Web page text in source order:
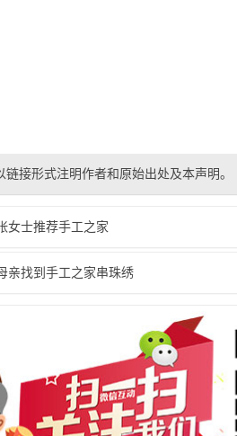
链接形式注明作者和原始出处及本声明。
女士推荐手工之家
亲找到手工之家串珠绣